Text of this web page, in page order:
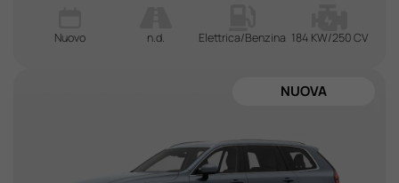
Nuovo n.d. Elettrica/Benzina 184 KW/250 CV
NUOVA